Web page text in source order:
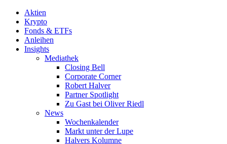
Aktien
Krypto
Fonds & ETFs
Anleihen
Insights
Mediathek
Closing Bell
Corporate Corner
Robert Halver
Partner Spotlight
Zu Gast bei Oliver Riedl
News
Wochenkalender
Markt unter der Lupe
Halvers Kolumne